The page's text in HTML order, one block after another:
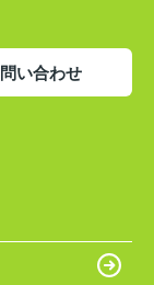
い合わせ